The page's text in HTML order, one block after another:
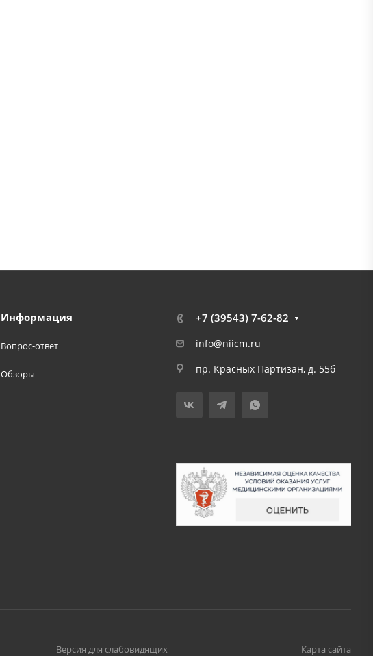
Информация
Вопрос-ответ
Обзоры
+7 (39543) 7-62-82
info@niicm.ru
пр. Красных Партизан, д. 55б
Версия для слабовидящих Карта сайта